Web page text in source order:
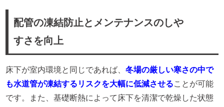
配管の凍結防止とメンテナンスのしや
すさを向上
床下が室内環境と同じであれば、冬場の厳しい寒さの中で
も水道管が凍結するリスクを大幅に低減させることが可能
です。また、基礎断熱によって床下を清潔で乾燥した状態